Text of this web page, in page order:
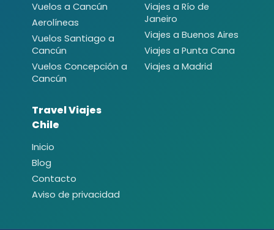
Vuelos a Cancún
Aerolíneas
Vuelos Santiago a
Cancún
Vuelos Concepción a
Cancún
Viajes a Río de
Janeiro
Viajes a Buenos Aires
Viajes a Punta Cana
Viajes a Madrid
Travel Viajes
Chile
Inicio
Blog
Contacto
Aviso de privacidad